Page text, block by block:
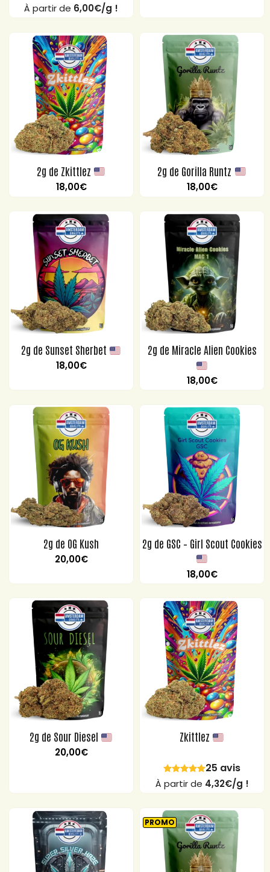
À partir de 6,00€/g !
2g de Zkittlez
18,00€
2g de Gorilla Runtz
18,00€
2g de Sunset Sherbet
18,00€
2g de Miracle Alien Cookies
18,00€
2g de OG Kush
20,00€
2g de GSC – Girl Scout Cookies
18,00€
2g de Sour Diesel
20,00€
Zkittlez
25 avis
À partir de 4,32€/g !
PROMO